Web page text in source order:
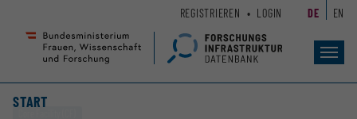
Seiteninhalt
Accesskey
Hauptnavigation
Accesskey
START
REGISTRIEREN LOGIN DE EN